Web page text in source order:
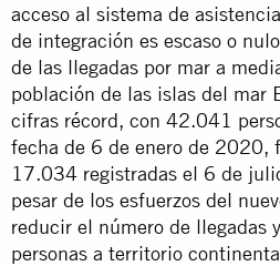
acceso al sistema de
de integración es escaso o
de las llegadas por mar a
población de las islas del mar
cifras récord, con 42.041
fecha de 6 de enero de 2020,
17.034 registradas el 6 de
pesar de los esfuerzos del
reducir el número de llegadas
personas a territorio